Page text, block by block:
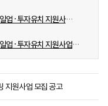
·투자유치 지원사
·투자유치 지원사업
지원사업 모집 공고